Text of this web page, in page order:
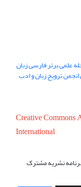
علمی برتر فارسی زبان
انجمن ترویج زبان و ادب
Creative Commons
International
نشریه مشترک